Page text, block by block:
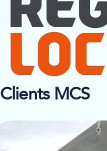
Clients MCS
l’étude de cas sur